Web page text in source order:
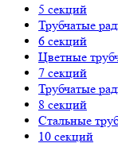
5 секций
Трубчатые
6 секций
Цветные
7 секций
Трубчатые
8 секций
Стальные
10 секций